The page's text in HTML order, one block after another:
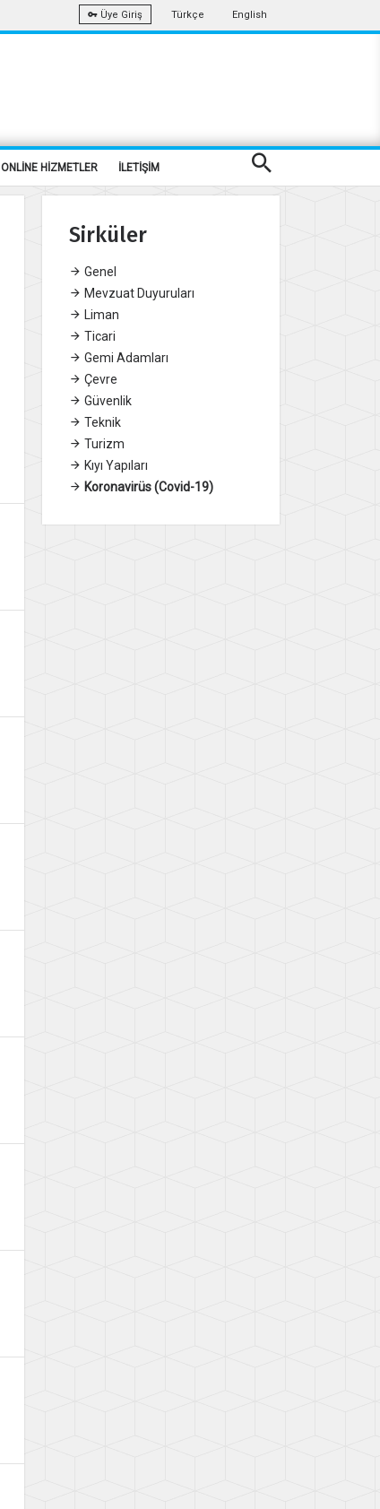
Üye Giriş Türkçe English
ONLİNE HİZMETLER İLETİŞİM
Sirküler
Genel
Mevzuat Duyuruları
Liman
Ticari
Gemi Adamları
Çevre
Güvenlik
Teknik
Turizm
Kıyı Yapıları
Koronavirüs (Covid-19)